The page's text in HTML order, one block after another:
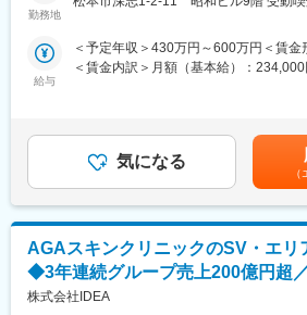
■担当する医療機関に対し、定期面談
グ、課題解決に向け、様々な商材をご
【商材一例】
総合メディカルグループの商材を全て
広く顧客の悩みに寄り添えるポジショ
関の経営コンサルティングを行いなが
だきます。
■経営改善に関する各種提案
■医療機関への院内テレビレンタル等の
■医薬品の共同購入事業の推進
勤務地
給与
＜予定年収＞430万円～600万円＜賃金
＜賃金内訳＞月額（基本給）：
10～20時間分の時間外手当として支給
※2024年度実績4.4ヵ月昇給年1回（4月
金額であり、選考を通じて上下する可
は固定手当を含めた表記です。
気になる
AGAスキンクリニックのSV・エリ
◆3年連続グループ売上200億円超
株式会社IDEA